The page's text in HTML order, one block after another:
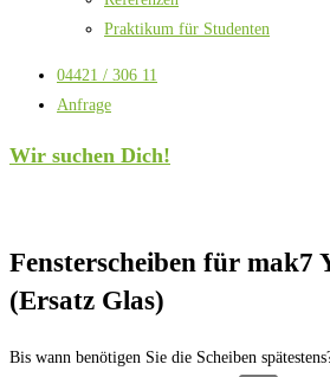
Praktikum für Studenten
04421 / 306 11
Anfrage
Wir suchen Dich!
Fensterscheiben für mak7
(Ersatz Glas)
Bis wann benötigen Sie die Scheiben